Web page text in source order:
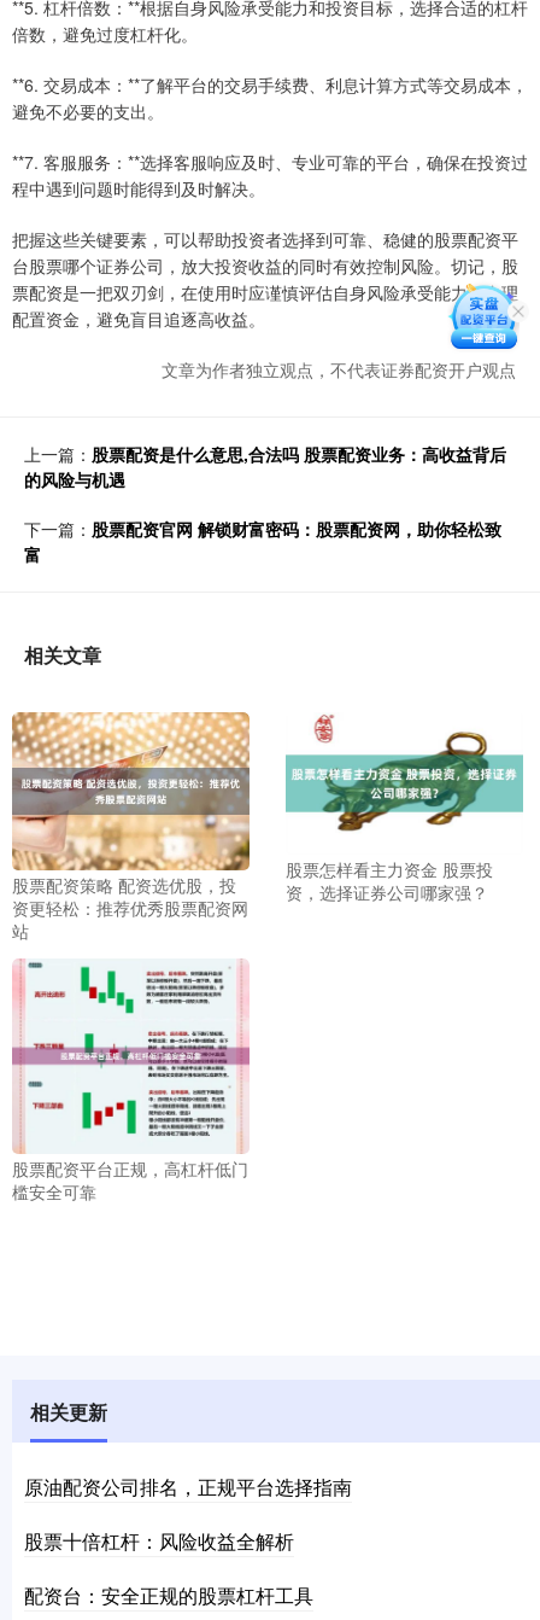
**5. 杠杆倍数：**根据自身风险承受能力和投资目标，选择合适的杠杆
倍数，避免过度杠杆化。
**6. 交易成本：**了解平台的交易手续费、利息计算方式等交易成本，
避免不必要的支出。
**7. 客服服务：**选择客服响应及时、专业可靠的平台，确保在投资过
程中遇到问题时能得到及时解决。
把握这些关键要素，可以帮助投资者选择到可靠、稳健的股票配资平
台股票哪个证券公司，放大投资收益的同时有效控制风险。切记，股
票配资是一把双刃剑，在使用时应谨慎评估自身风险承受能力，合理
配置资金，避免盲目追逐高收益。
文章为作者独立观点，不代表证券配资开户观点
上一篇： 股票配资是什么意思,合法吗 股票配资业务：高收益背后
的风险与机遇
下一篇： 股票配资官网 解锁财富密码：股票配资网，助你轻松致
富
相关文章
股票配资策略 配资选优股，投
资更轻松：推荐优秀股票配资网
站
股票怎样看主力资金 股票投
资，选择证券公司哪家强？
股票配资平台正规，高杠杆低门
槛安全可靠
相关更新
原油配资公司排名，正规平台选择指南
股票十倍杠杆：风险收益全解析
配资台：安全正规的股票杠杆工具